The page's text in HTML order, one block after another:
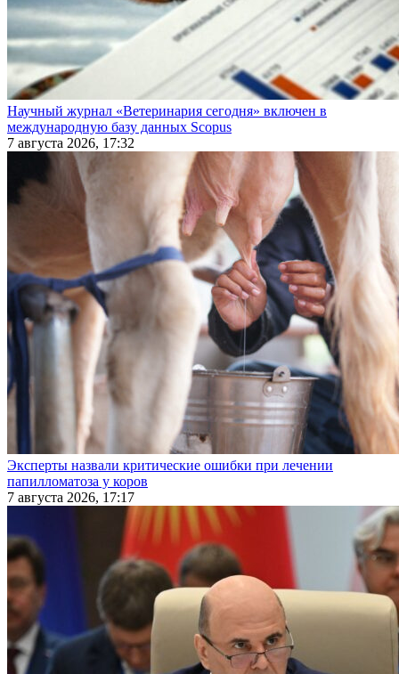
Научный журнал «Ветеринария сегодня» включен в
международную базу данных Scopus
7 августа 2026, 17:32
Эксперты назвали критические ошибки при лечении
папилломатоза у коров
7 августа 2026, 17:17